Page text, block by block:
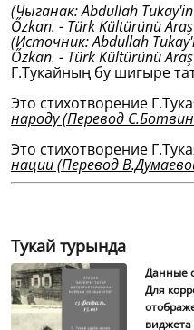
(Чыганак: Abdullah
Őzkan. - Türk Kültürünü
(Источник: Abdullah
Őzkan. - Türk Kültürünü
Г.Тукайның бу шигыре
Это стихотворение
народу(Перевод
Это стихотворение
нации(Перевод
Тукай турында
Данные
Для
виджета